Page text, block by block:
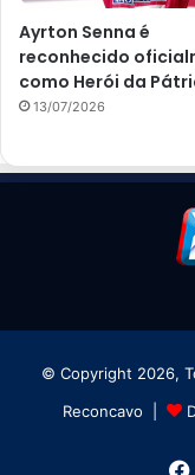
Ayrton Senna é
reconhecido
como Herói da
13/07/2026
© Copyright 2026,
Reconcavo |